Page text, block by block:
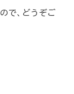
で、どうぞご